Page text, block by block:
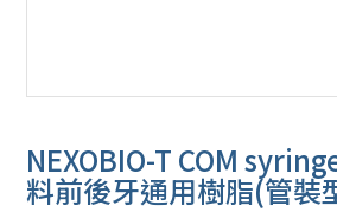
NEXOBIO-T COM
料前後牙通用樹脂(管裝